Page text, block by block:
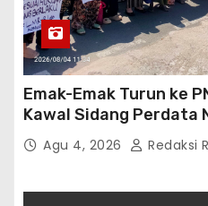
Emak-Emak Turun ke
Kawal Sidang Perdata
254/Pdt.G/2026/PN
Agu 4, 2026 Redaksi